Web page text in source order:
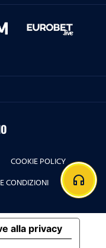
COOKIE POLICY
CONDIZIONI headphones
alla privacy